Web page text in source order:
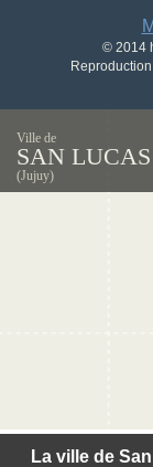
© 2014
Ville de
SAN LUCAS
(Jujuy)
La ville de